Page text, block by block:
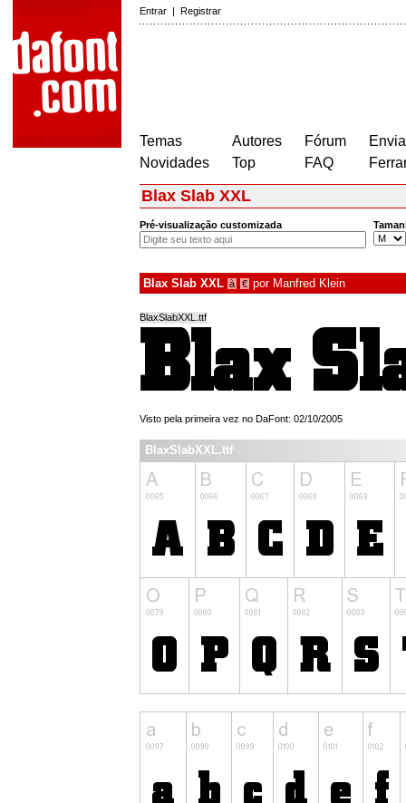
Entrar | Registrar
Temas
Novidades
Autores
Top
Fórum
FAQ
Blax Slab XXL
Pré-visualização customizada
Blax Slab XXL à € por Manfred Klein
BlaxSlabXXL.ttf
Visto pela primeira vez no DaFont: 02/10/2005
BlaxSlabXXL.ttf